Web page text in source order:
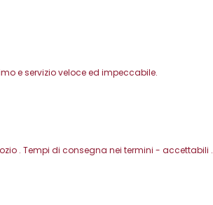
e servizio veloce ed impeccabile.
. Tempi di consegna nei termini - accettabili .